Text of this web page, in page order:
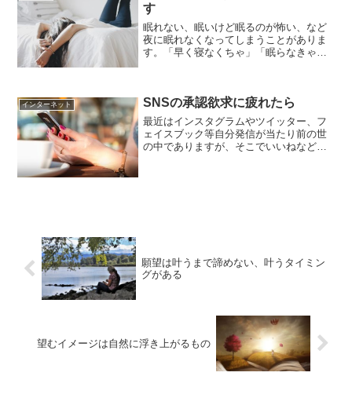
す
眠れない、眠いけど眠るのが怖い、など
夜に眠れなくなってしまうことがありま
す。「早く寝なくちゃ」「眠らなきゃ」
いようです。怖くて電気を...
インターネット SNSの承認欲求に疲れたら
最近はインスタグラムやツイッター、フ
ェイスブック等自分発信が当たり前の世
の中でありますが、そこでいいねなどの
願望は叶うまで諦めない、叶うタイミン
グがある
望むイメージは自然に浮き上がるもの